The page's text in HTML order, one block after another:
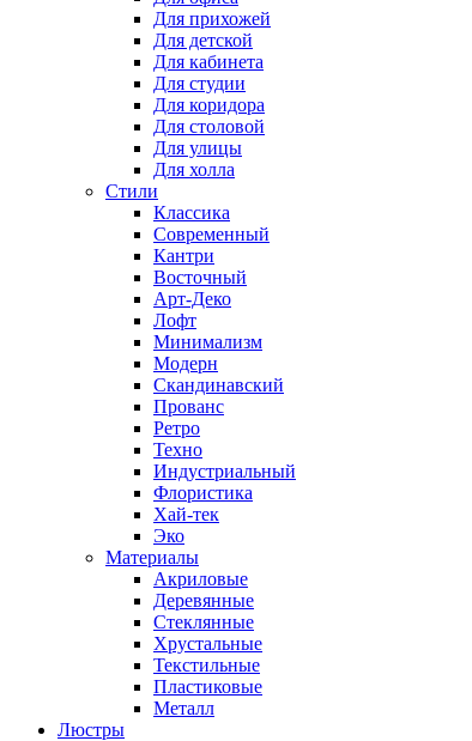
Для прихожей
Для детской
Для кабинета
Для студии
Для коридора
Для столовой
Для улицы
Для холла
Стили
Классика
Современный
Кантри
Восточный
Арт-Деко
Лофт
Минимализм
Модерн
Скандинавский
Прованс
Ретро
Техно
Индустриальный
Флористика
Хай-тек
Эко
Материалы
Акриловые
Деревянные
Стеклянные
Хрустальные
Текстильные
Пластиковые
Металл
Люстры